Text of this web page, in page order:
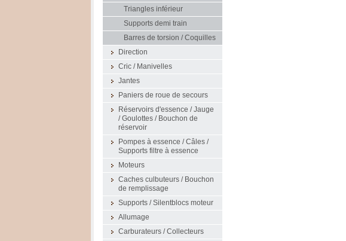
Triangles inférieur
Supports demi train
Barres de torsion / Coquilles
Direction
Cric / Manivelles
Jantes
Paniers de roue de secours
Réservoirs d'essence / Jauge
/ Goulottes / Bouchon de
réservoir
Pompes à essence / Câles /
Supports filtre à essence
Moteurs
Caches culbuteurs / Bouchon
de remplissage
Supports / Silentblocs moteur
Allumage
Carburateurs / Collecteurs